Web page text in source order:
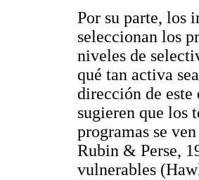
Por su parte, los
seleccionan los
niveles de
qué tan activa
dirección de este
sugieren que los
programas se
Rubin & Perse,
vulnerables